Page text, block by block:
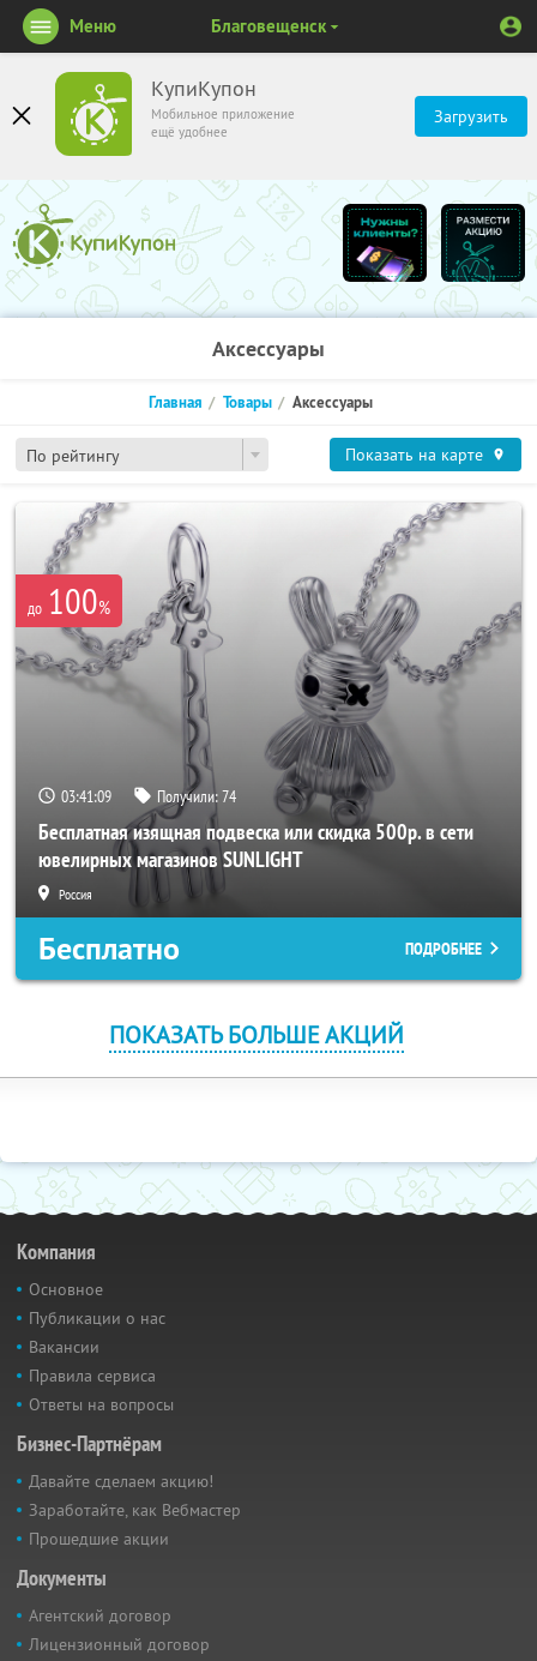
КупиКупон
Мобильное приложение
ещё удобнее
Загрузить
Меню Благовещенск
Аксессуары
По рейтингу
Главная Товары Аксессуары
Показать на карте
до 100%
03:41:09 Получили:74
Бесплатная изящная подвеска или скидка 500р. в сети
ювелирных магазинов SUNLIGHT
Россия
Бесплатно ПОДРОБНЕЕ
ПОКАЗАТЬ БОЛЬШЕ АКЦИЙ
Компания
Основное
Публикации о нас
Вакансии
Правила сервиса
Ответы на вопросы
Бизнес-Партнёрам
Давайте сделаем акцию!
Заработайте, как Вебмастер
Прошедшие акции
Документы
Агентский договор
Лицензионный договор